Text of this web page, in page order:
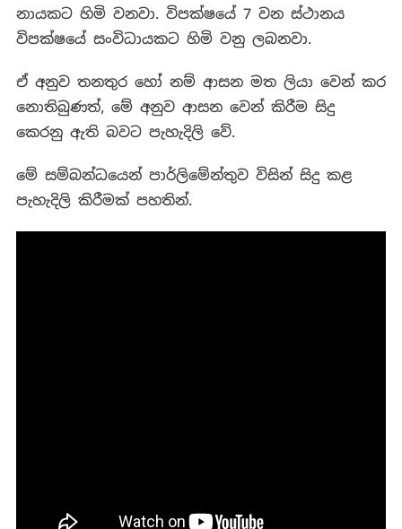
නායකට හිමි වනවා. විපක්ෂයේ 7 වන ස්ථානය
විපක්ෂයේ සංවිධායකට හිමි වනු ලබනවා.
ඒ අනුව තනතුර හෝ නම් ආසන මත ලියා වෙන් කර
නොතිබුණත්, මේ අනුව ආසන වෙන් කිරීම සිදු
කෙරනු ඇති බවට පැහැදිලි වේ.
මේ සම්බන්ධයෙන් පාර්ලිමේන්තුව විසින් සිදු කළ
පැහැදිලි කිරීමක් පහතින්.